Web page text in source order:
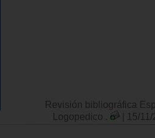
Revisión bibliográfica
Logopedico .
| 15/